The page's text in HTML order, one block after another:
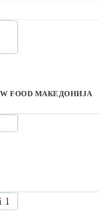
FOOD МАКЕДОНИЈА